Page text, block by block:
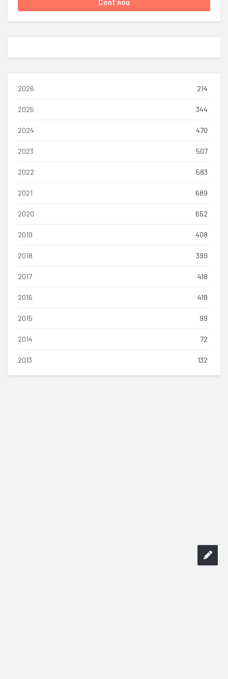
2026 214
2025 344
2024 470
2023 507
2022 583
2021 689
2020 652
2019 408
2018 399
2017 418
2016 418
2015 99
2014 72
2013 132